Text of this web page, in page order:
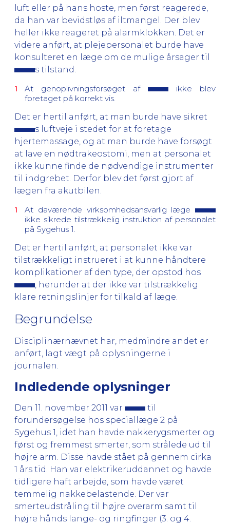
luft eller på hans hoste, men først reagerede,
da han var bevidstløs af iltmangel. Der blev
heller ikke reageret på alarmklokken. Det er
videre anført, at plejepersonalet burde have
konsulteret en læge om de mulige årsager til
s tilstand.
At genoplivningsforsøget af
ikke blev
foretaget på korrekt vis.
Det er hertil anført, at man burde have sikret
s luftveje i stedet for at foretage
hjertemassage, og at man burde have forsøgt
at lave en nødtrakeostomi, men at personalet
ikke kunne finde de nødvendige instrumenter
til indgrebet. Derfor blev det først gjort af
lægen fra akutbilen.
At daværende virksomhedsansvarlig læge
ikke sikrede tilstrækkelig instruktion af personalet
på Sygehus 1.
Det er hertil anført, at personalet ikke var
tilstrækkeligt instrueret i at kunne håndtere
komplikationer af den type, der opstod hos
, herunder at der ikke var tilstrækkelig
klare retningslinjer for tilkald af læge.
Begrundelse
Disciplinærnævnet har, medmindre andet er
anført, lagt vægt på oplysningerne i
journalen.
Indledende oplysninger
Den 11. november 2011 var
til
forundersøgelse hos speciallæge 2 på
Sygehus 1, idet han havde nakkerygsmerter og
først og fremmest smerter, som strålede ud til
højre arm. Disse havde stået på gennem cirka
1 års tid. Han var elektrikeruddannet og havde
tidligere haft arbejde, som havde været
temmelig nakkebelastende. Der var
smerteudstråling til højre overarm samt til
højre hånds lange- og ringfinger (3. og 4.